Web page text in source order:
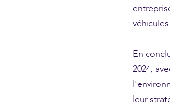
En
2024,
leur